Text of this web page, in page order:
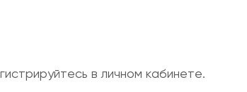
в личном кабинете.